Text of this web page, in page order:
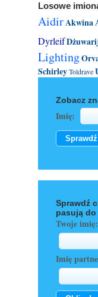
Losowe
AidirAkwina
Dyrleif
Lighting
SchirleyToldrave
Zobacz
Imię:
Sprawdź
pasują
Twoje imię:
Imię